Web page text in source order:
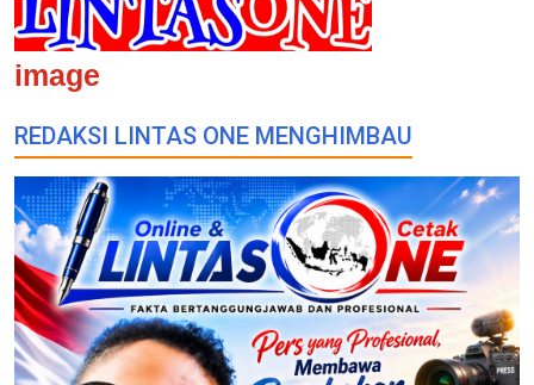
image
REDAKSI LINTAS ONE MENGHIMBAU